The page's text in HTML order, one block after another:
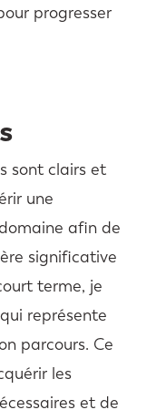
progresser
sont clairs et
une
afin de
significative
terme, je
représente
parcours. Ce
les
et de